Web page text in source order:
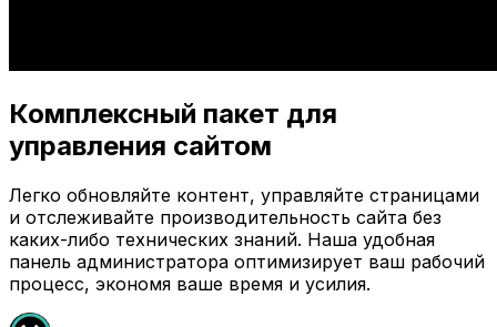
Комплексный пакет для
управления сайтом
Легко обновляйте контент, управляйте страницами
и отслеживайте производительность сайта без
каких-либо технических знаний. Наша удобная
панель администратора оптимизирует ваш рабочий
процесс, экономя ваше время и усилия.